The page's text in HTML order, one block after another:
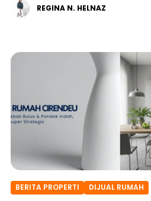
REGINA N. HELNAZ
BERITA PROPERTI DIJUAL RUMAH